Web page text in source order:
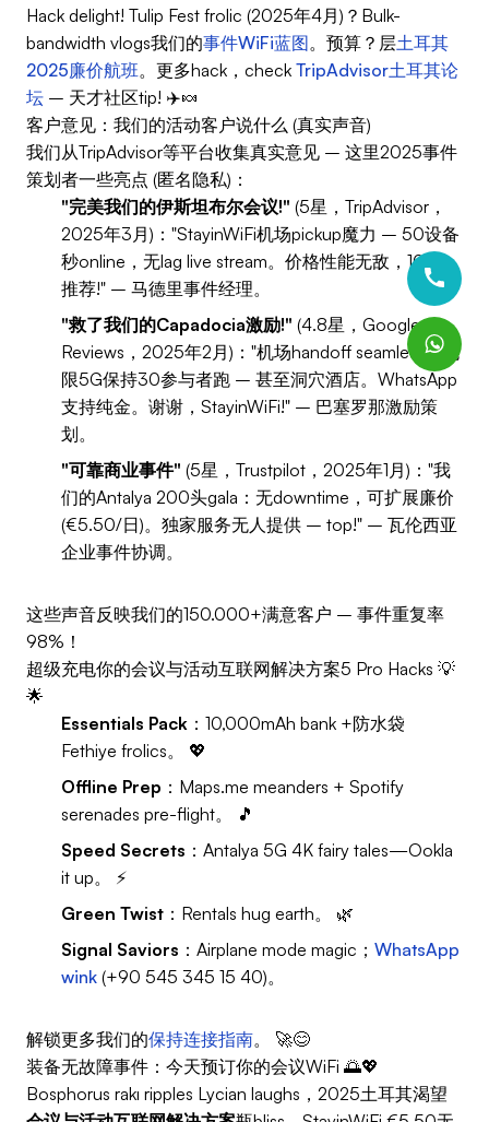
Hack delight! Tulip Fest frolic (2025年4月)？Bulk-
bandwidth vlogs我们的事件WiFi蓝图。预算？层土耳其
2025廉价航班。更多hack，check TripAdvisor土耳其论
坛 – 天才社区tip! ✈️🍬
客户意见：我们的活动客户说什么 (真实声音)
我们从TripAdvisor等平台收集真实意见 – 这里2025事件
策划者一些亮点 (匿名隐私)：
"完美我们的伊斯坦布尔会议!" (5星，TripAdvisor，
2025年3月)："StayinWiFi机场pickup魔力 – 50设备
秒online，无lag live stream。价格性能无敌，10/10
推荐!" – 马德里事件经理。
"救了我们的Capadocia激励!" (4.8星，Google
Reviews，2025年2月)："机场handoff seamless，无
限5G保持30参与者跑 – 甚至洞穴酒店。WhatsApp
支持纯金。谢谢，StayinWiFi!" – 巴塞罗那激励策
划。
"可靠商业事件" (5星，Trustpilot，2025年1月)："我
们的Antalya 200头gala：无downtime，可扩展廉价
(€5.50/日)。独家服务无人提供 – top!" – 瓦伦西亚
企业事件协调。
这些声音反映我们的150.000+满意客户 – 事件重复率
98%！
超级充电你的会议与活动互联网解决方案5 Pro Hacks 💡
🌟
Essentials Pack ：10,000mAh bank +防水袋
Fethiye frolics。 💖
Offline Prep ：Maps.me meanders + Spotify
serenades pre-flight。 🎵
Speed Secrets ：Antalya 5G 4K fairy tales—Ookla
it up。 ⚡
Green Twist ：Rentals hug earth。 🌿
Signal Saviors ：Airplane mode magic； WhatsApp
wink (+90 545 345 15 40)。
解锁更多我们的保持连接指南。 🚀😊
装备无故障事件：今天预订你的会议WiFi 🌅💖
Bosphorus rakı ripples Lycian laughs，2025土耳其渴望